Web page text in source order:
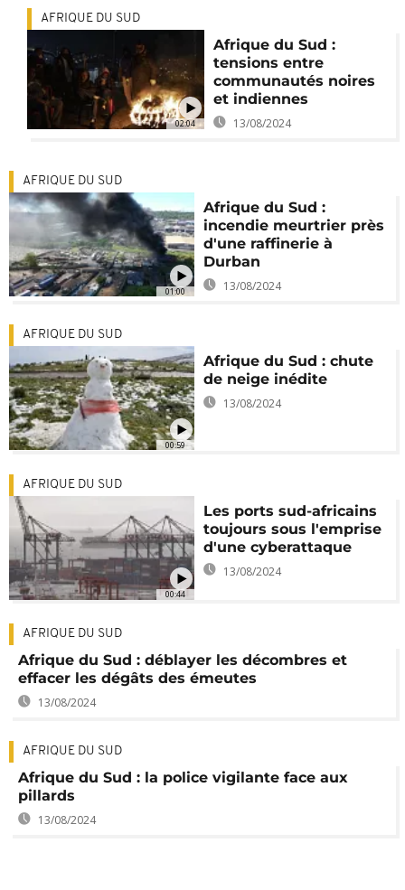
02:04
AFRIQUE DU SUD
Afrique du Sud :
tensions entre
communautés noires
et indiennes
13/08/2024
01:00
AFRIQUE DU SUD
Afrique du Sud :
incendie meurtrier près
d'une raffinerie à
Durban
13/08/2024
00:59
AFRIQUE DU SUD
Afrique du Sud : chute
de neige inédite
13/08/2024
00:44
AFRIQUE DU SUD
Les ports sud-africains
toujours sous l'emprise
d'une cyberattaque
13/08/2024
AFRIQUE DU SUD
Afrique du Sud : déblayer les décombres et
effacer les dégâts des émeutes
13/08/2024
AFRIQUE DU SUD
Afrique du Sud : la police vigilante face aux
pillards
13/08/2024